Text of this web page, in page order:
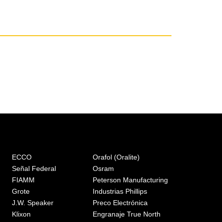
ECCO
Señal Federal
FIAMM
Grote
J.W. Speaker
Klixon
Orafol (Oralite)
Osram
Peterson Manufacturing
Industrias Phillips
Preco Electrónica
Engranaje True North